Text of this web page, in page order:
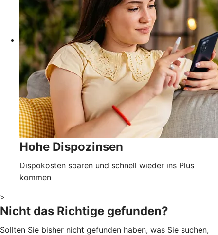
Hohe Dispozinsen
Dispokosten sparen und schnell wieder ins Plus
kommen
>
Nicht das Richtige gefunden?
Sollten Sie bisher nicht gefunden haben, was Sie suchen,